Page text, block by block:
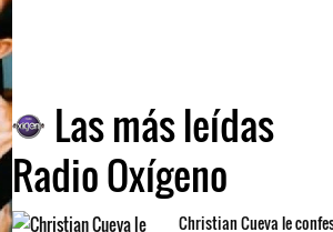
Las más leídas
Radio Oxígeno
Christian Cueva le